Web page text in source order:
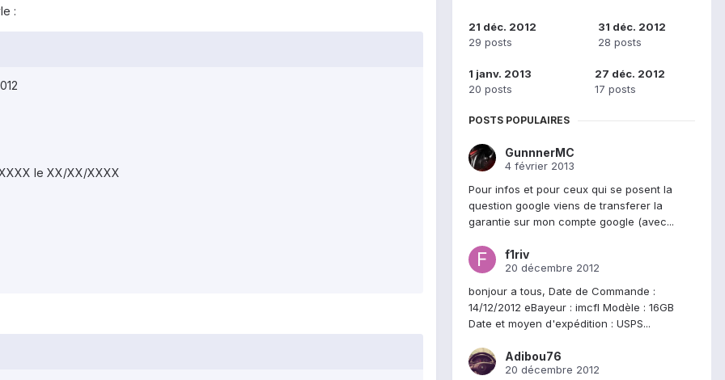
:
le XX/XX/XXXX
21 déc. 2012
29 posts
31 déc. 2012
28 posts
1 janv. 2013
20 posts
27 déc. 2012
17 posts
POSTS POPULAIRES
GunnnerMC
4 février 2013
Pour infos et pour ceux qui se posent la
question google viens de transferer la
garantie sur mon compte google (avec...
f1riv
20 décembre 2012
bonjour a tous, Date de Commande :
14/12/2012 eBayeur : imcfl Modèle : 16GB
Date et moyen d'expédition : USPS...
Adibou76
20 décembre 2012